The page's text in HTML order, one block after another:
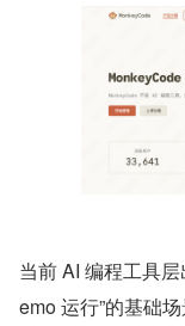
当前 AI 编程工具
emo 运行”的基础